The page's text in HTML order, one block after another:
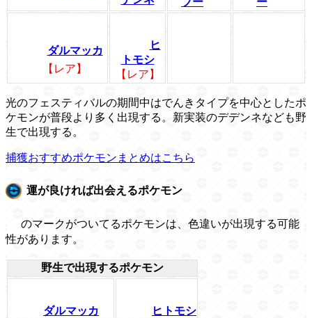
ダルマッカ
【レア】
ヒ
トモシ
【レア】
光のフェスティバルの期間中はでんきタイプを中心としたポ
ケモンが普段より多く出現する。新実装のデデンネなども野
生で出現する。
捕獲おすすめポケモンまとめはこちら
運が良ければ出会えるポケモン
のマークがついてるポケモンは、色違いが出現する可能
性があります。
野生で出現するポケモン
ダルマッカ ヒトモシ